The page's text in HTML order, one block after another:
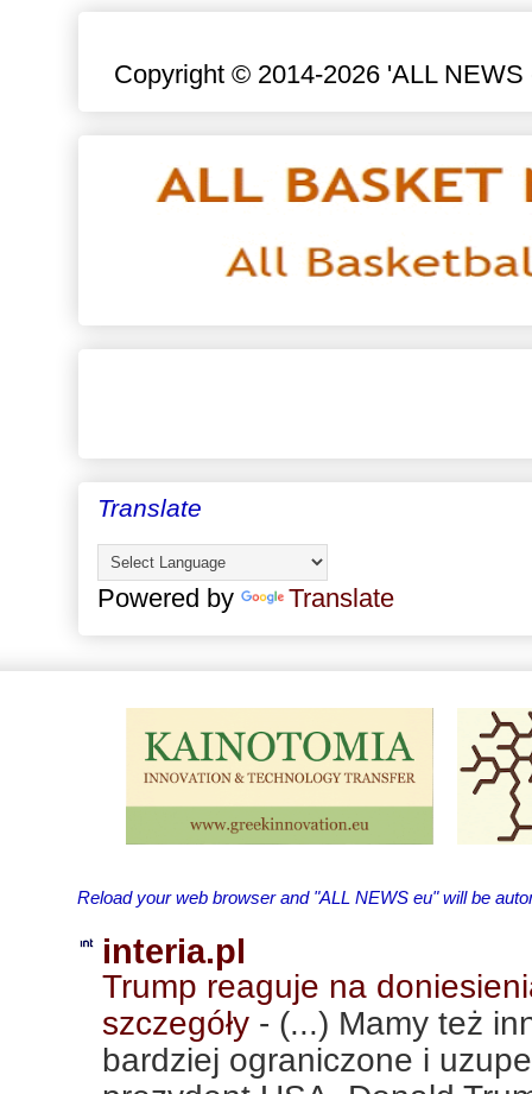
Copyright © 2014-2026 'ALL
Translate
Powered by Translate
Reload your web browser and "ALL NEWS eu" will be
interia.pl
Trump reaguje na
szczegóły - (...) Mamy też
bardziej ograniczone i